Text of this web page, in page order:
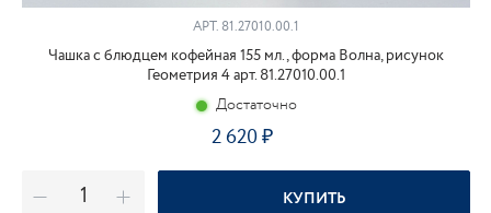
АРТ. 81.27010.00.1
Чашка с блюдцем кофейная 155 мл., форма Волна, рисунок
Геометрия 4 арт. 81.27010.00.1
Достаточно
2 620
КУПИТЬ